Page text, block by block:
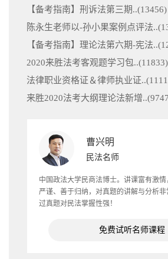
【备考指南】刑诉法第三期..(13456)
陈永生老师以-孙小果案例点评法..(
【备考指南】理论法第六期-宪法..(
2020来胜法考客观题学习包..(11833)
法律职业资格证＆律师执业证..(
来胜2020法考大纲理论法新增..(9747
曹兴明
民法名师
中国政法大学民商法博士。讲课富有激
严谨、善于归纳，对真题的讲解与分析
过真题对民法掌握性强！
免费试听名师课程